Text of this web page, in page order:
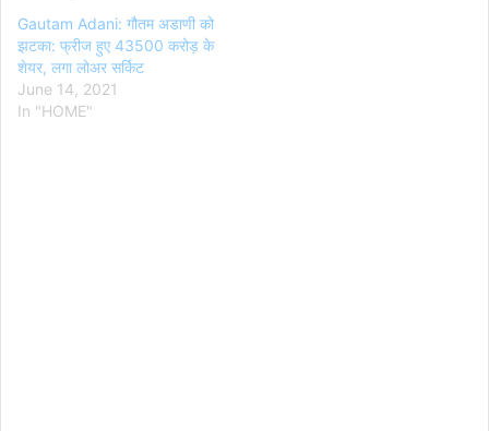
Gautam Adani: गौतम अडाणी को
झटका: फ्रीज हुए 43500 करोड़ के
शेयर, लगा लोअर सर्किट
June 14, 2021
In "HOME"